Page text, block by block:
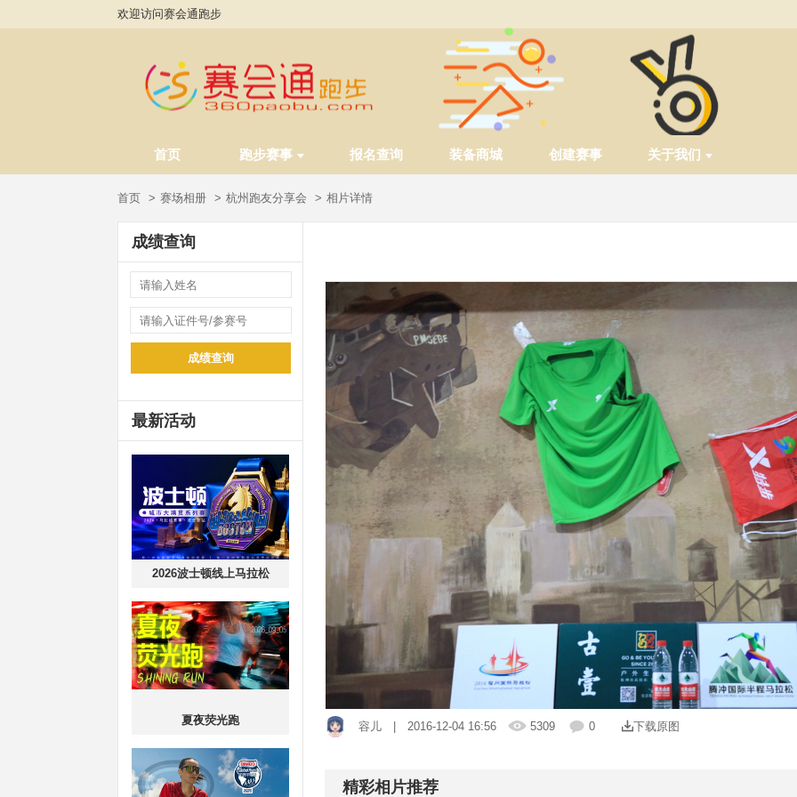
欢迎访问赛会通跑步
首页 跑步赛事 报名查询 装备商城 创建赛事 关于我们
首页 赛场相册 杭州跑友分享会 相片详情
成绩查询
成绩查询
最新活动
2026波士顿线上马拉松
夏夜荧光跑 容儿 | 2016-12-04 16:56 5309 0 下载原图
精彩相片推荐